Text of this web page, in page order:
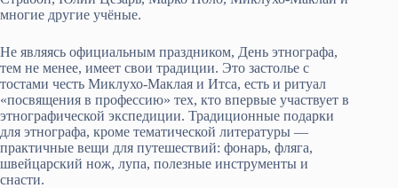
многие другие учёные.
Не являясь официальным праздником, День этнографа,
тем не менее, имеет свои традиции. Это застолье с
тостами честь Миклухо-Маклая и Итса, есть и ритуал
«посвящения в профессию» тех, кто впервые участвует в
этнографической экспедиции. Традиционные подарки
для этнографа, кроме тематической литературы —
практичные вещи для путешествий: фонарь, фляга,
швейцарский нож, лупа, полезные инструменты и
снасти.